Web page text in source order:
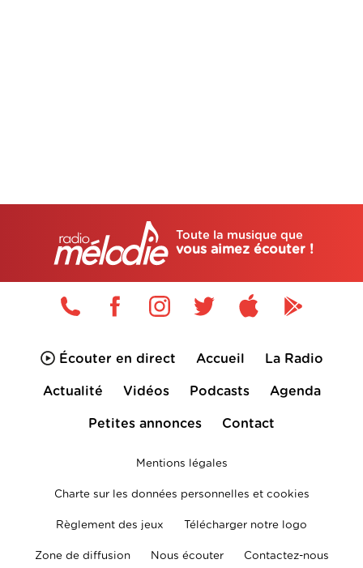
Toute la musique que
vous aimez écouter !
Écouter en direct Accueil La Radio
Actualité Vidéos Podcasts Agenda
Petites annonces Contact
Mentions légales
Charte sur les données personnelles et cookies
Règlement des jeux Télécharger notre logo
Zone de diffusion Nous écouter Contactez-nous